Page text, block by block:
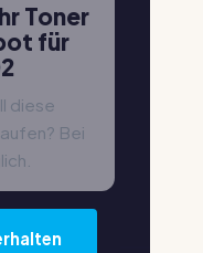
Toner
für
diese
Bei